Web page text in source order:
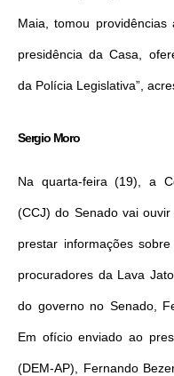
Maia, tomou
presidência da Casa,
da Polícia Legislativa”,
Sergio Moro
Na quarta-feira (19), a
(CCJ) do Senado vai
prestar informações
procuradores da Lava
do governo no Senado,
Em ofício enviado ao
(DEM-AP), Fernando